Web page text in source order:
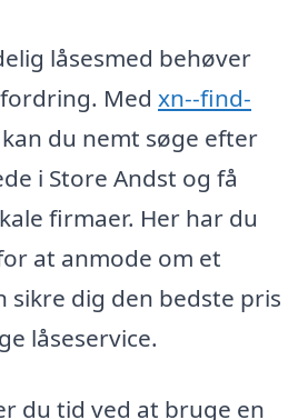
låsesmed behøver
Med xn--find-
kan du nemt søge efter
i Store Andst og få
firmaer. Her har du
at anmode om et
sikre dig den bedste pris
låseservice.
du tid ved at bruge en